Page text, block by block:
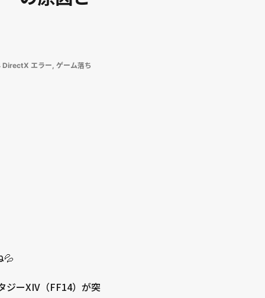
DirectX エラー, ゲーム落ち
💦
ジーXIV（FF14）が突